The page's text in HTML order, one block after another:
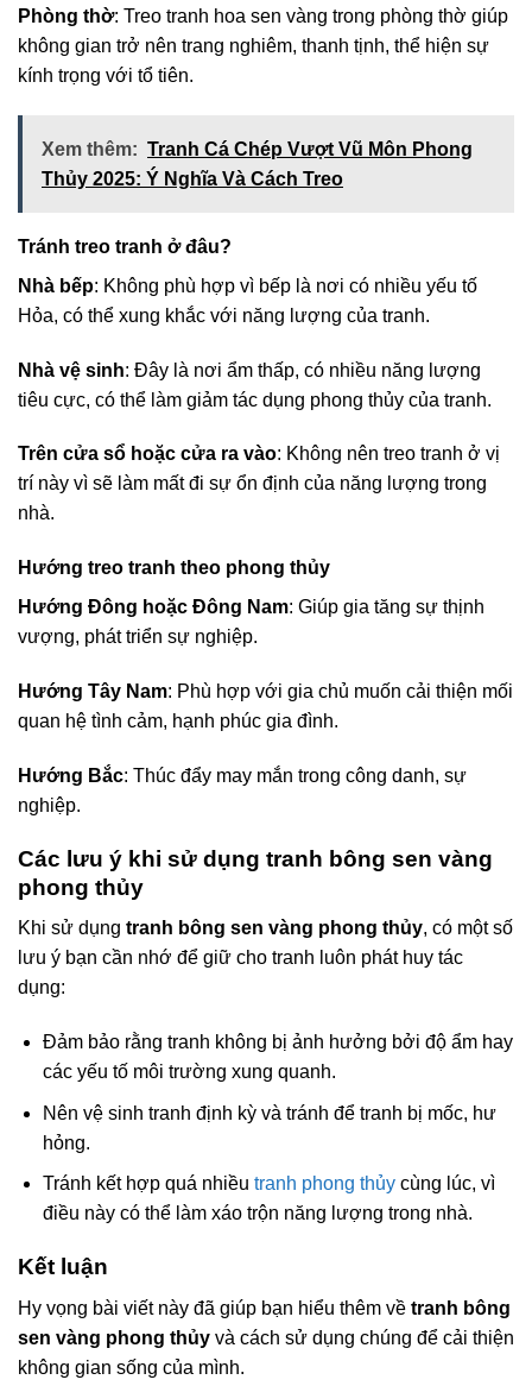
Phòng thờ: Treo tranh hoa sen vàng trong phòng thờ giúp
không gian trở nên trang nghiêm, thanh tịnh, thể hiện sự
kính trọng với tổ tiên.
Xem thêm: Tranh Cá Chép Vượt Vũ Môn Phong
Thủy 2025: Ý Nghĩa Và Cách Treo
Tránh treo tranh ở đâu?
Nhà bếp: Không phù hợp vì bếp là nơi có nhiều yếu tố
Hỏa, có thể xung khắc với năng lượng của tranh.
Nhà vệ sinh: Đây là nơi ẩm thấp, có nhiều năng lượng
tiêu cực, có thể làm giảm tác dụng phong thủy của tranh.
Trên cửa sổ hoặc cửa ra vào: Không nên treo tranh ở vị
trí này vì sẽ làm mất đi sự ổn định của năng lượng trong
nhà.
Hướng treo tranh theo phong thủy
Hướng Đông hoặc Đông Nam: Giúp gia tăng sự thịnh
vượng, phát triển sự nghiệp.
Hướng Tây Nam: Phù hợp với gia chủ muốn cải thiện mối
quan hệ tình cảm, hạnh phúc gia đình.
Hướng Bắc: Thúc đẩy may mắn trong công danh, sự
nghiệp.
Các lưu ý khi sử dụng tranh bông sen vàng
phong thủy
Khi sử dụng tranh bông sen vàng phong thủy, có một số
lưu ý bạn cần nhớ để giữ cho tranh luôn phát huy tác
dụng:
Đảm bảo rằng tranh không bị ảnh hưởng bởi độ ẩm hay
các yếu tố môi trường xung quanh.
Nên vệ sinh tranh định kỳ và tránh để tranh bị mốc, hư
hỏng.
Tránh kết hợp quá nhiều tranh phong thủycùng lúc, vì
điều này có thể làm xáo trộn năng lượng trong nhà.
Kết luận
Hy vọng bài viết này đã giúp bạn hiểu thêm về tranh bông
sen vàng phong thủy và cách sử dụng chúng để cải thiện
không gian sống của mình.